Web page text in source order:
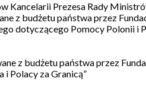
Kancelarii Prezesa Rady
z budżetu państwa przez
dotyczącego Pomocy Polonii i
z budżetu państwa przez
i Polacy za Granicą”